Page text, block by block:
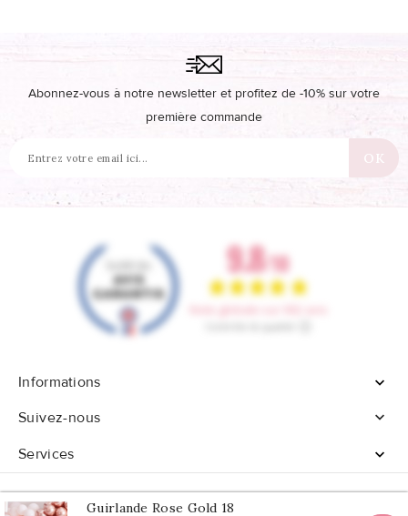
Guirlande Rose Gold 18
Abonnez-vous à notre newsletter et profitez de -10% sur votre
première commande
Informations

Suivez-nous

Services
